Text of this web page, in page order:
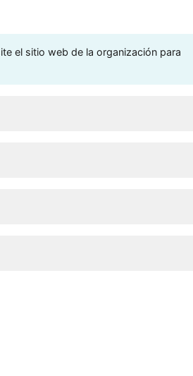
el sitio web de la organización para